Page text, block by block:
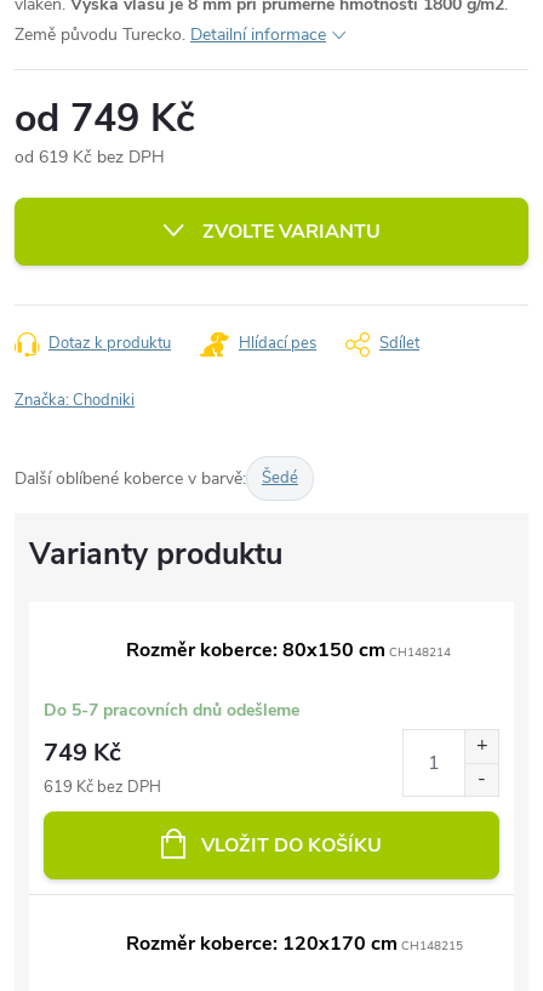
Země původu Turecko. Detailní informace
od 749 Kč
od 619 Kč bez DPH
cena:
ZVOLTE VARIANTU
Dotaz k produktu Hlídací pes Sdílet
Značka:Chodniki
Další oblíbené koberce v barvě: Šedé
Rozměr koberce: 80x150 cm CH148214
Do 5-7 pracovních dnů odešleme
749 Kč
619 Kč bez DPH
VLOŽIT DO KOŠÍKU
Rozměr koberce: 120x170 cm CH148215